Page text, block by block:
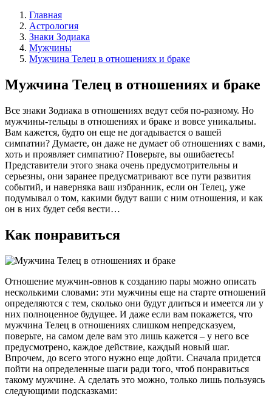
Главная
Астрология
Знаки Зодиака
Мужчины
Мужчина Телец в отношениях и браке
Мужчина Телец в отношениях и браке
Все знаки Зодиака в отношениях ведут себя по-разному. Но
мужчины-тельцы в отношениях и браке и вовсе уникальны.
Вам кажется, будто он еще не догадывается о вашей
симпатии? Думаете, он даже не думает об отношениях с вами,
хоть и проявляет симпатию? Поверьте, вы ошибаетесь!
Представители этого знака очень предусмотрительны и
серьезны, они заранее предусматривают все пути развития
событий, и наверняка ваш избранник, если он Телец, уже
подумывал о том, какими будут ваши с ним отношения, и как
он в них будет себя вести…
Как понравиться
Отношение мужчин-овнов к созданию пары можно описать
несколькими словами: эти мужчины еще на старте отношений
определяются с тем, сколько они будут длиться и имеется ли у
них полноценное будущее. И даже если вам покажется, что
мужчина Телец в отношениях слишком непредсказуем,
поверьте, на самом деле вам это лишь кажется – у него все
предусмотрено, каждое действие, каждый новый шаг.
Впрочем, до всего этого нужно еще дойти. Сначала придется
пойти на определенные шаги ради того, чтоб понравиться
такому мужчине. А сделать это можно, только лишь пользуясь
следующими подсказками: